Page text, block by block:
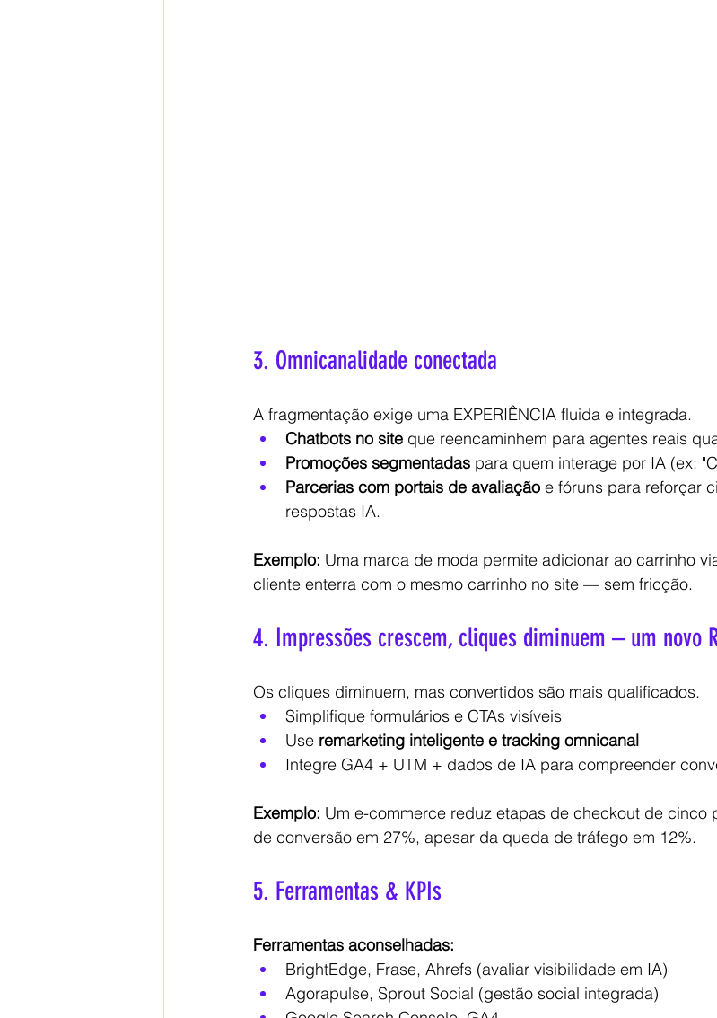
3. Omnicanalidade conectada
A fragmentação exige uma EXPERIÊNCIA fluida e integrada.
Chatbots no site que reencaminhem para agentes reais
Promoções segmentadas para quem interage por IA (ex:
Parcerias com portais de avaliação e fóruns para reforçar
respostas IA.
Exemplo: Uma marca de moda permite adicionar ao carrinho
cliente enterra com o mesmo carrinho no site — sem fricção.
4. Impressões crescem, cliques diminuem – um novo
Os cliques diminuem, mas convertidos são mais qualificados.
Simplifique formulários e CTAs visíveis
Use remarketing inteligente e tracking omnicanal
Integre GA4 + UTM + dados de IA para compreender
Exemplo: Um e-commerce reduz etapas de checkout de cinco
de conversão em 27%, apesar da queda de tráfego em 12%.
5. Ferramentas & KPIs
Ferramentas aconselhadas:
BrightEdge, Frase, Ahrefs (avaliar visibilidade em IA)
Agorapulse, Sprout Social (gestão social integrada)